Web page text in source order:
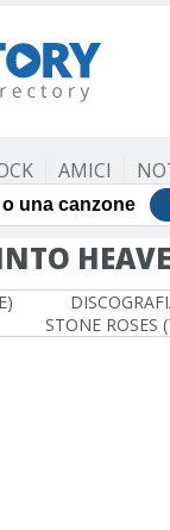
AMICI
STONE ROSES